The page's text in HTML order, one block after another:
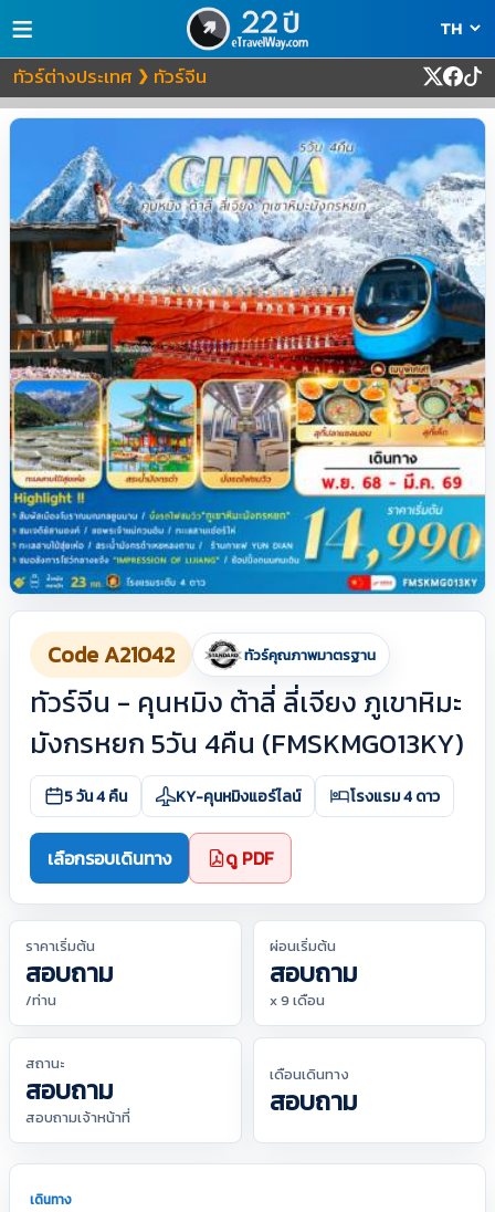
≡
ทัวร์ต่างประเทศ ❯ ทัวร์จีน
Code A21042 ทัวร์คุณภาพมาตรฐาน
ทัวร์จีน - คุนหมิง ต้าลี่ ลี่เจียง ภูเขาหิมะ
มังกรหยก 5วัน 4คืน (FMSKMG013KY)
5 วัน 4 คืน KY-คุนหมิงแอร์ไลน์ โรงแรม 4 ดาว
เลือกรอบเดินทาง ดู PDF
ราคาเริ่มต้น
สอบถาม
/ท่าน
ผ่อนเริ่มต้น
สอบถาม
x 9 เดือน
สถานะ
สอบถาม
สอบถามเจ้าหน้าที่
เดือนเดินทาง
สอบถาม
เดินทาง